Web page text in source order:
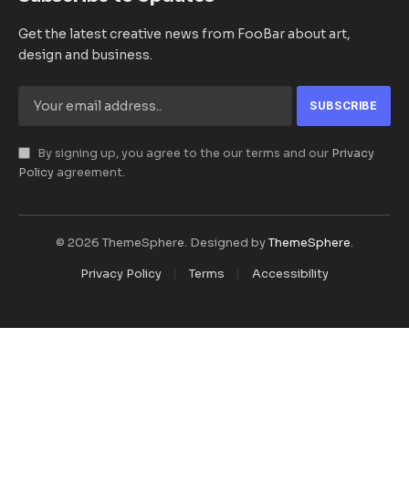
Get the latest creative news from FooBar about art,
design and business.
By signing up, you agree to the our terms and our Privacy
Policy agreement.
© 2026 ThemeSphere. Designed byThemeSphere.
Privacy Policy
Terms Accessibility